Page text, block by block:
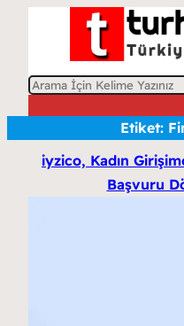
A
Etiket:
iyzico, Kadın
Başvuru